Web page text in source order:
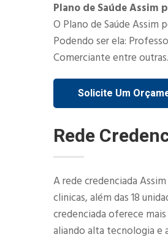
Plano de Saúde Assim
O Plano de Saúde Assim
Podendo ser ela:
Comerciante entre outras.
Solicite Um
Rede
A rede credenciada
clinicas, além das 18
credenciada oferece
aliando alta tecnologia e